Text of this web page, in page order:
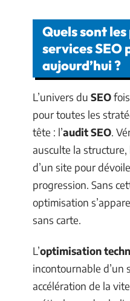
Quels sont
services SEO
aujourd’hui ?
L’univers du SEO
pour toutes les
tête : l’audit SEO.
ausculte la
d’un site pour
progression. Sans
optimisation
sans carte.
L’optimisation
incontournable d’un
accélération de la